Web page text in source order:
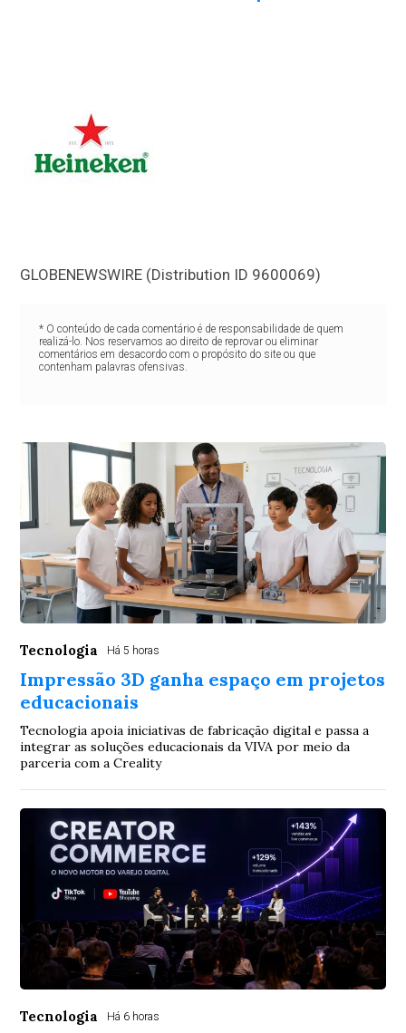
GLOBENEWSWIRE (Distribution ID 9600069)
* O conteúdo de cada comentário é de responsabilidade de quem
realizá-lo. Nos reservamos ao direito de reprovar ou eliminar
comentários em desacordo com o propósito do site ou que
contenham palavras ofensivas.
Tecnologia Há 5 horas
Impressão 3D ganha espaço em projetos
educacionais
Tecnologia apoia iniciativas de fabricação digital e passa a
integrar as soluções educacionais da VIVA por meio da
parceria com a Creality
Tecnologia Há 6 horas